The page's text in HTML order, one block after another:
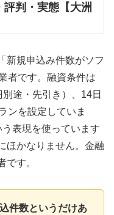
判・実態【大洲
新規申込み件数がソフ
者です。融資条件は
途・先引き）、14日
ンを設定していま
表現を使っています
ほかなりません。金融
です。
件数というだけあ